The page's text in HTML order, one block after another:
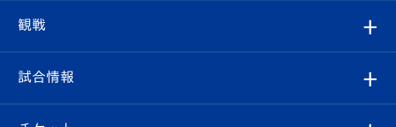
クラブ
試合情報
クラブ概要
観戦
観戦ルール
試合情報